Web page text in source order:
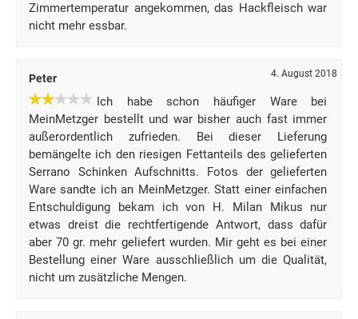
Zimmertemperatur angekommen, das Hackfleisch war
nicht mehr essbar.
Peter 4. August 2018
Ich habe schon häufiger Ware bei
MeinMetzger bestellt und war bisher auch fast immer
außerordentlich zufrieden. Bei dieser Lieferung
bemängelte ich den riesigen Fettanteils des gelieferten
Serrano Schinken Aufschnitts. Fotos der gelieferten
Ware sandte ich an MeinMetzger. Statt einer einfachen
Entschuldigung bekam ich von H. Milan Mikus nur
etwas dreist die rechtfertigende Antwort, dass dafür
aber 70 gr. mehr geliefert wurden. Mir geht es bei einer
Bestellung einer Ware ausschließlich um die Qualität,
nicht um zusätzliche Mengen.